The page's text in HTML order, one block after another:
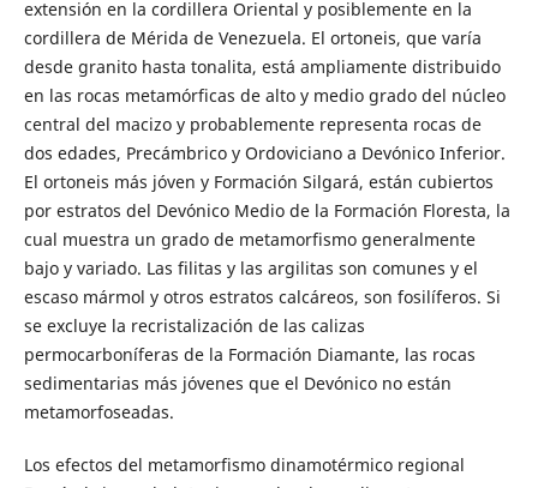
extensión en la cordillera Oriental y posiblemente en la
cordillera de Mérida de Venezuela. El ortoneis, que varía
desde granito hasta tonalita, está ampliamente distribuido
en las rocas metamórficas de alto y medio grado del núcleo
central del macizo y probablemente representa rocas de
dos edades, Precámbrico y Ordoviciano a Devónico Inferior.
El ortoneis más jóven y Formación Silgará, están cubiertos
por estratos del Devónico Medio de la Formación Floresta, la
cual muestra un grado de metamorfismo generalmente
bajo y variado. Las filitas y las argilitas son comunes y el
escaso mármol y otros estratos calcáreos, son fosilíferos. Si
se excluye la recristalización de las calizas
permocarboníferas de la Formación Diamante, las rocas
sedimentarias más jóvenes que el Devónico no están
metamorfoseadas.
Los efectos del metamorfismo dinamotérmico regional